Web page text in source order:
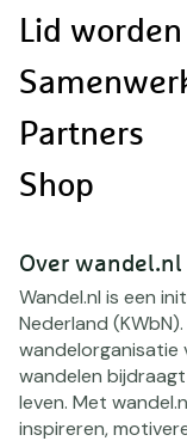
Lid worden
Partners
Shop
Over wandel.nl
Wandel.nl is een
Nederland
wandelorganisatie
wandelen
leven. Met
inspireren,